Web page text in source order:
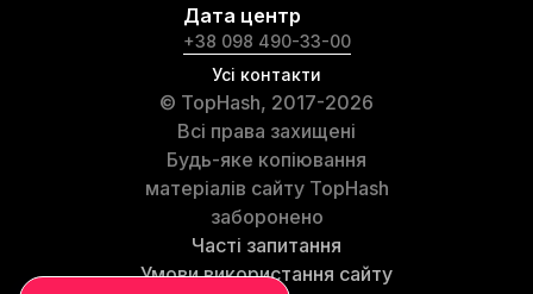
Дата центр
+38 098 490-33-00
Усі контакти
© TopHash, 2017-2026
Всі права захищені
Будь-яке копіювання
матеріалів сайту TopHash
заборонено
Часті запитання
Умови використання сайту